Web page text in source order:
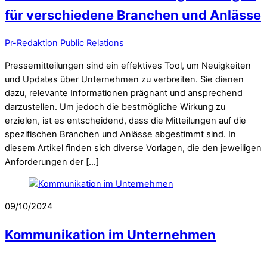
für verschiedene Branchen und Anlässe
Pr-Redaktion Public Relations
Pressemitteilungen sind ein effektives Tool, um Neuigkeiten
und Updates über Unternehmen zu verbreiten. Sie dienen
dazu, relevante Informationen prägnant und ansprechend
darzustellen. Um jedoch die bestmögliche Wirkung zu
erzielen, ist es entscheidend, dass die Mitteilungen auf die
spezifischen Branchen und Anlässe abgestimmt sind. In
diesem Artikel finden sich diverse Vorlagen, die den jeweiligen
Anforderungen der […]
09/10/2024
Kommunikation im Unternehmen